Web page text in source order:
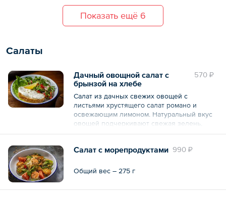
свежий, масло сливочное, жидкий дым,
перец чили), соус блю-чиз (майонез, сыр
горгонзола, соус соевый, масло чесночное
Показать ещё 6
Салаты
570 ₽
Дачный овощной салат с
брынзой на хлебе
Салат из дачных свежих овощей с
листьями хрустящего салат романо и
освежающим лимоном. Натуральный вкус
овощей подчеркивают свежая зелень,
орегано и ароматное масло. К салату также
нежным сливочным кремом из брынзы.
990 ₽
Салат с морепродуктами
Общий вес – 275 г